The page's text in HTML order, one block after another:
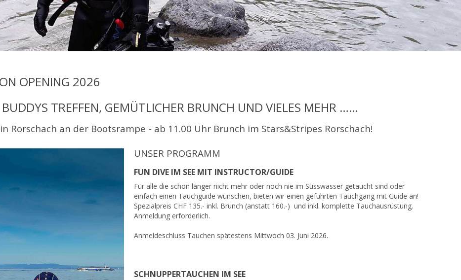
OPENING 2026
TREFFEN, GEMÜTLICHER BRUNCH UND VIELES MEHR ……
Rorschach an der Bootsrampe - ab 11.00 Uhr Brunch im Stars&Stripes Rorschach!
UNSER PROGRAMM
FUN DIVE IM SEE MIT INSTRUCTOR/GUIDE
Für alle die schon länger nicht mehr oder noch nie im Süsswasser getaucht sind oder
einfach einen Tauchguide wünschen, bieten wir einen geführten Tauchgang mit Guide an!
Spezialpreis CHF 135.- inkl. Brunch (anstatt 160.-) und inkl. komplette Tauchausrüstung.
Anmeldung erforderlich.
Anmeldeschluss Tauchen spätestens Mittwoch 03. Juni 2026.
SCHNUPPERTAUCHEN IM SEE